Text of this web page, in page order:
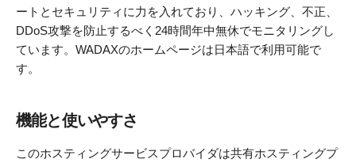
ートとセキュリティに力を入れており、ハッキング、不正、
DDoS攻撃を防止するべく24時間年中無休でモニタリングし
ています。WADAXのホームページは日本語で利用可能で
す。
機能と使いやすさ
このホスティングサービスプロバイダは共有ホスティングプ